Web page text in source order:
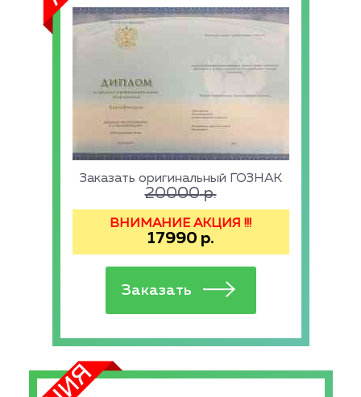
Заказать оригинальный ГОЗНАК
20000р.
ВНИМАНИЕ АКЦИЯ !!!
17990 р.